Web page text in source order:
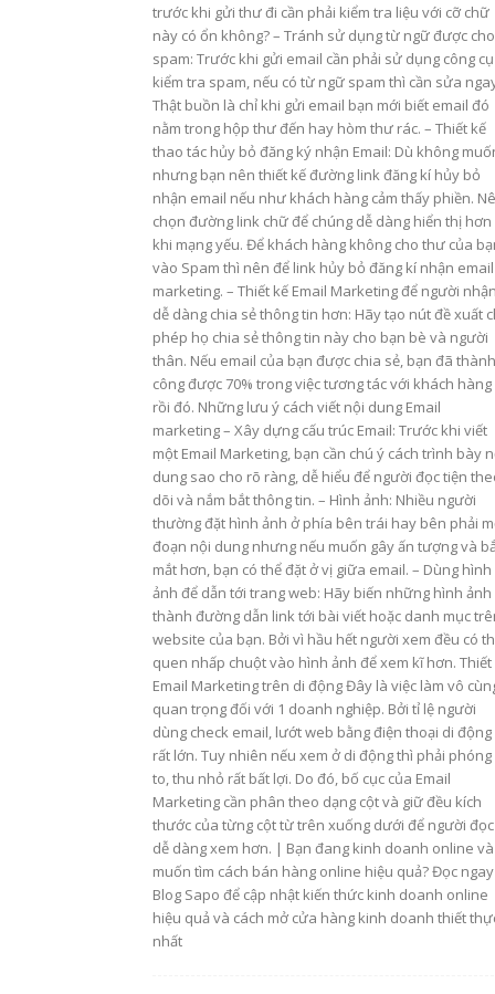
trước khi gửi thư đi cần phải kiểm tra liệu với cỡ chữ
này có ổn không? – Tránh sử dụng từ ngữ được
spam: Trước khi gửi email cần phải sử dụng công cụ
kiểm tra spam, nếu có từ ngữ spam thì cần sửa
Thật buồn là chỉ khi gửi email bạn mới biết email đó
nằm trong hộp thư đến hay hòm thư rác. – Thiết kế
thao tác hủy bỏ đăng ký nhận Email: Dù không
nhưng bạn nên thiết kế đường link đăng kí hủy bỏ
nhận email nếu như khách hàng cảm thấy phiền.
chọn đường link chữ để chúng dễ dàng hiển thị hơn
khi mạng yếu. Để khách hàng không cho thư của
vào Spam thì nên để link hủy bỏ đăng kí nhận email
marketing. – Thiết kế Email Marketing để người nhận
dễ dàng chia sẻ thông tin hơn: Hãy tạo nút đề xuất
phép họ chia sẻ thông tin này cho bạn bè và người
thân. Nếu email của bạn được chia sẻ, bạn đã thành
công được 70% trong việc tương tác với khách hàng
rồi đó. Những lưu ý cách viết nội dung Email
marketing – Xây dựng cấu trúc Email: Trước khi viết
một Email Marketing, bạn cần chú ý cách trình bày
dung sao cho rõ ràng, dễ hiểu để người đọc tiện
dõi và nắm bắt thông tin. – Hình ảnh: Nhiều người
thường đặt hình ảnh ở phía bên trái hay bên phải
đoạn nội dung nhưng nếu muốn gây ấn tượng và
mắt hơn, bạn có thể đặt ở vị giữa email. – Dùng hình
ảnh để dẫn tới trang web: Hãy biến những hình ảnh
thành đường dẫn link tới bài viết hoặc danh mục
website của bạn. Bởi vì hầu hết người xem đều có
quen nhấp chuột vào hình ảnh để xem kĩ hơn. Thiết
Email Marketing trên di động Đây là việc làm vô
quan trọng đối với 1 doanh nghiệp. Bởi tỉ lệ người
dùng check email, lướt web bằng điện thoại di động
rất lớn. Tuy nhiên nếu xem ở di động thì phải phóng
to, thu nhỏ rất bất lợi. Do đó, bố cục của Email
Marketing cần phân theo dạng cột và giữ đều kích
thước của từng cột từ trên xuống dưới để người đọc
dễ dàng xem hơn. | Bạn đang kinh doanh online và
muốn tìm cách bán hàng online hiệu quả? Đọc ngay
Blog Sapo để cập nhật kiến thức kinh doanh online
hiệu quả và cách mở cửa hàng kinh doanh thiết
nhất